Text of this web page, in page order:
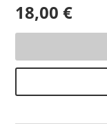
18,00€
LED
10